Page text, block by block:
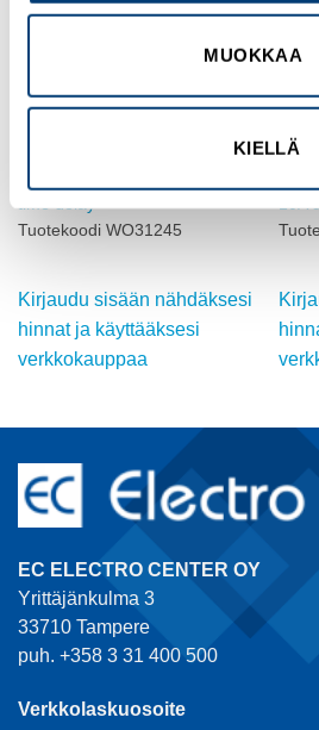
MUOKKAA
KIELLÄ
Cylindr. fuse link 2 A 600 V,
Tuotekoodi WO31245
Kirjaudu sisään nähdäksesi
hinnat ja käyttääksesi
verkkokauppaa
EC ELECTRO CENTER OY
Yrittäjänkulma 3
33710 Tampere
puh. +358 3 31 400 500
Verkkolaskuosoite